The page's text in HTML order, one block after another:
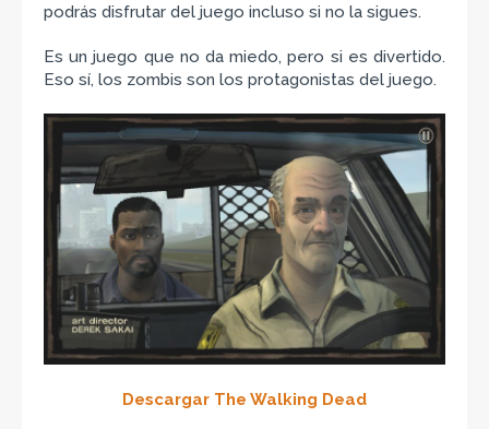
podrás disfrutar del juego incluso si no la sigues.
Es un juego que no da miedo, pero si es divertido.
Eso sí, los zombis son los protagonistas del juego.
Descargar The Walking Dead